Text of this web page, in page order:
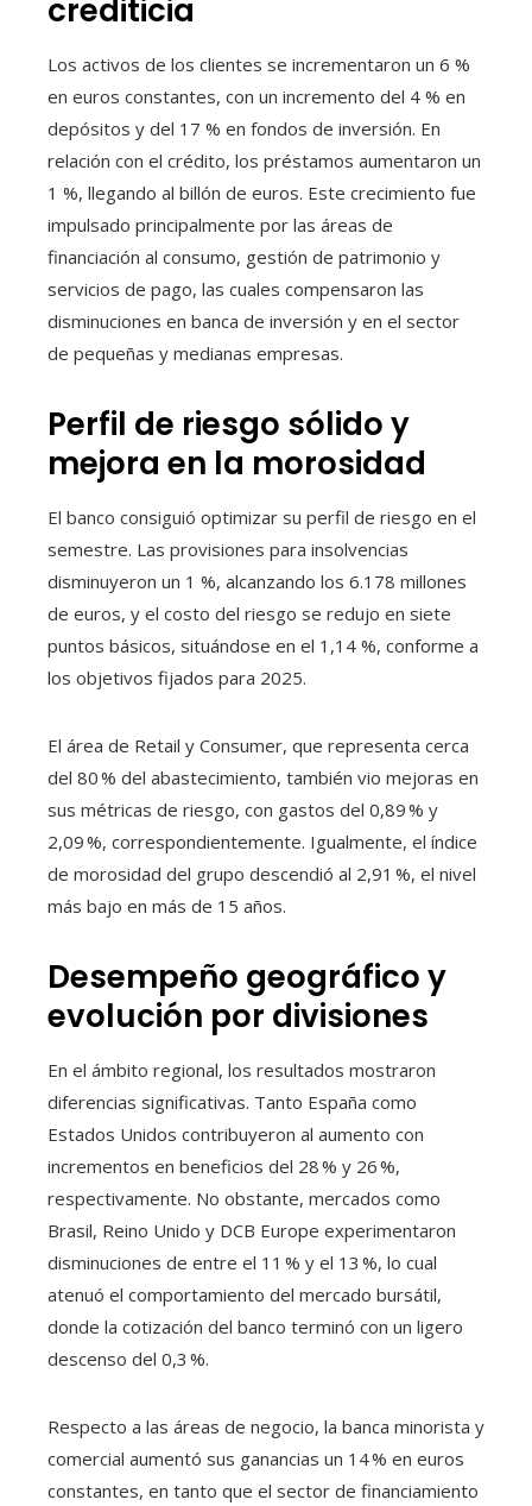
crediticia
Los activos de los clientes se incrementaron un 6 %
en euros constantes, con un incremento del 4 % en
depósitos y del 17 % en fondos de inversión. En
relación con el crédito, los préstamos aumentaron un
1 %, llegando al billón de euros. Este crecimiento fue
impulsado principalmente por las áreas de
financiación al consumo, gestión de patrimonio y
servicios de pago, las cuales compensaron las
disminuciones en banca de inversión y en el sector
de pequeñas y medianas empresas.
Perfil de riesgo sólido y
mejora en la morosidad
El banco consiguió optimizar su perfil de riesgo en el
semestre. Las provisiones para insolvencias
disminuyeron un 1 %, alcanzando los 6.178 millones
de euros, y el costo del riesgo se redujo en siete
puntos básicos, situándose en el 1,14 %, conforme a
los objetivos fijados para 2025.
El área de Retail y Consumer, que representa cerca
del 80 % del abastecimiento, también vio mejoras en
sus métricas de riesgo, con gastos del 0,89 % y
2,09 %, correspondientemente. Igualmente, el índice
de morosidad del grupo descendió al 2,91 %, el nivel
más bajo en más de 15 años.
Desempeño geográfico y
evolución por divisiones
En el ámbito regional, los resultados mostraron
diferencias significativas. Tanto España como
Estados Unidos contribuyeron al aumento con
incrementos en beneficios del 28 % y 26 %,
respectivamente. No obstante, mercados como
Brasil, Reino Unido y DCB Europe experimentaron
disminuciones de entre el 11 % y el 13 %, lo cual
atenuó el comportamiento del mercado bursátil,
donde la cotización del banco terminó con un ligero
descenso del 0,3 %.
Respecto a las áreas de negocio, la banca minorista y
comercial aumentó sus ganancias un 14 % en euros
constantes, en tanto que el sector de financiamiento